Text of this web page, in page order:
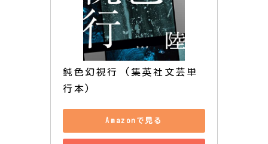
鈍色幻視行 (集英社文芸単
行本)
Amazonで見る